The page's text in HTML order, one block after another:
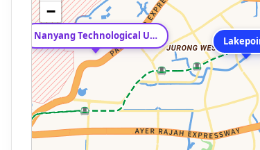
Nanyang Technological University
−